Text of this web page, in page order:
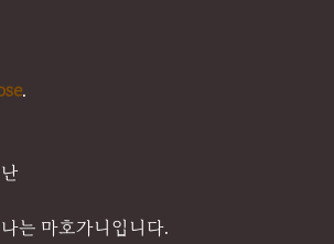
는 마호가니입니다.